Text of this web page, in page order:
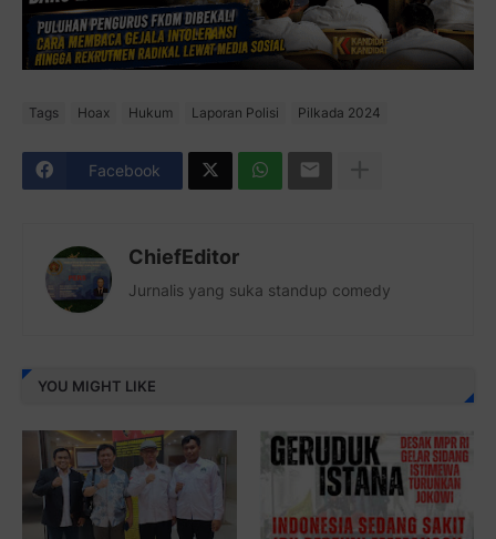
Tags Hoax Hukum Laporan Polisi Pilkada 2024
Facebook
ChiefEditor
Jurnalis yang suka standup comedy
YOU MIGHT LIKE